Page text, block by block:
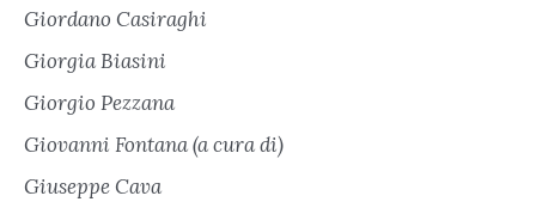
Giordano Casiraghi
Giorgia Biasini
Giorgio Pezzana
Giovanni Fontana (a cura di)
Giuseppe Cava